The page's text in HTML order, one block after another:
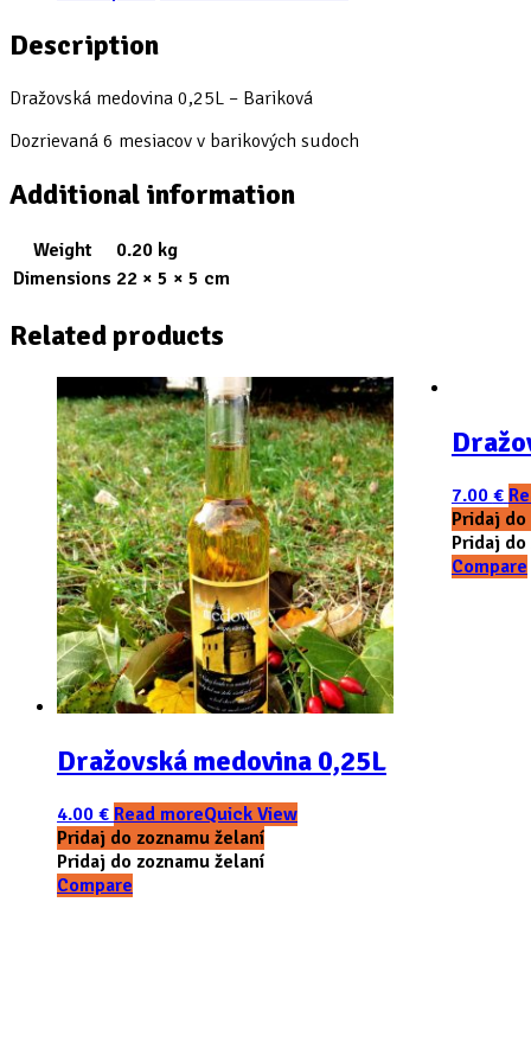
Description
Dražovská medovina 0,25L – Bariková
Dozrievaná 6 mesiacov v barikových sudoch
Additional information
Weight
0.20 kg
Dimensions 22 × 5 × 5 cm
Related products
Dražovská medovina 0,25L
4.00 € Read moreQuick View
Pridaj do zoznamu želaní
Pridaj do zoznamu želaní
Compare
7.00 €
Pridaj do
Pridaj do
Compare